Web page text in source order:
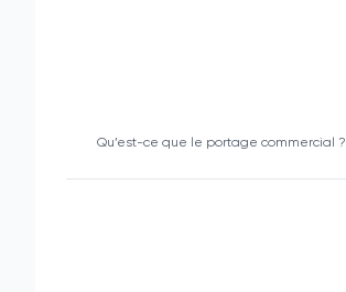
Qu’est-ce que le portage commercial ?